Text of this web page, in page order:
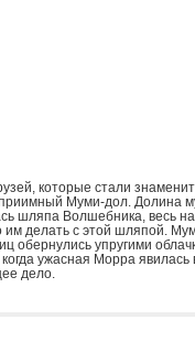
которые стали
Муми-дол. Долина
шляпа Волшебника, весь
делать с этой шляпой.
обернулись упругими
ужасная Морра явилась
дело.